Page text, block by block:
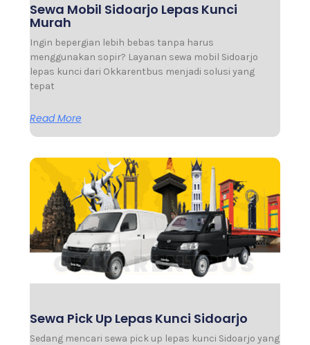
Sewa Mobil Sidoarjo Lepas Kunci
Murah
Ingin bepergian lebih bebas tanpa harus
menggunakan sopir? Layanan sewa mobil Sidoarjo
lepas kunci dari Okkarentbus menjadi solusi yang
tepat
Read More
Sewa Pick Up Lepas Kunci Sidoarjo
Sedang mencari sewa pick up lepas kunci Sidoarjo yang